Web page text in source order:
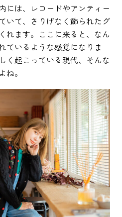
には、レコードやアンティー
いて、さりげなく飾られたグ
れます。ここに来ると、なん
ているような感覚になりま
く起こっている現代、そんな
。